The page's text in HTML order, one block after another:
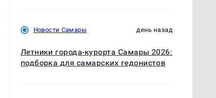
Новости Самары день назад
Летники города-курорта Самары 2026:
подборка для самарских гедонистов